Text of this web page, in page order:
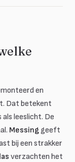
en
Dat betekent
leeslicht. De
Messinggeeft
bij een strakker
verzachten het